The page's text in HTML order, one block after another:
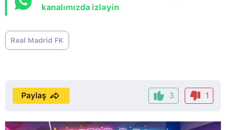
kanalımızda izləyin
Real Madrid FK
3 1
Paylaş